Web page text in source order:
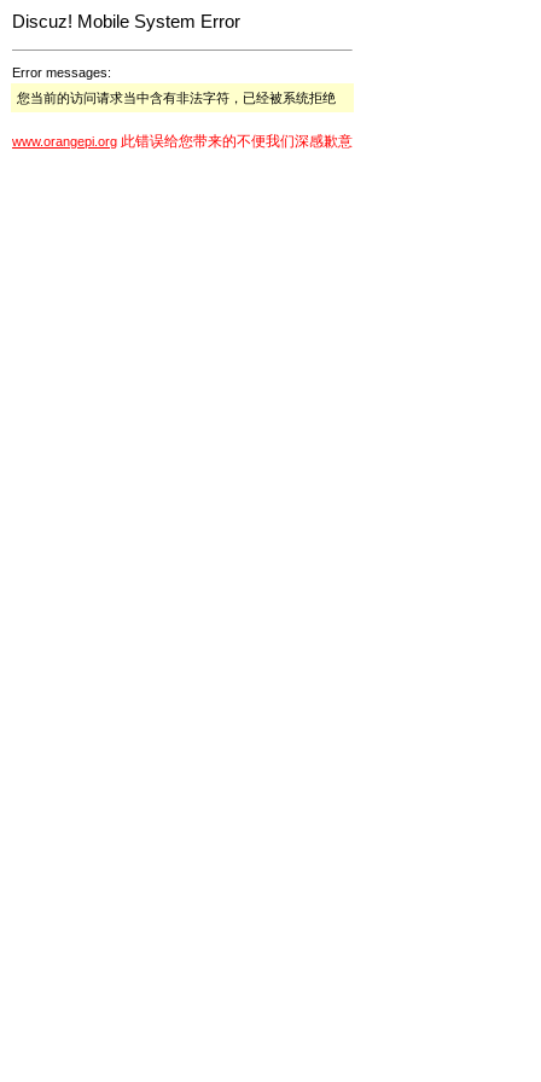
Discuz! Mobile System Error
Error messages:
您当前的访问请求当中含有非法字符，已经被系统拒绝
www.orangepi.org 此错误给您带来的不便我们深感歉意